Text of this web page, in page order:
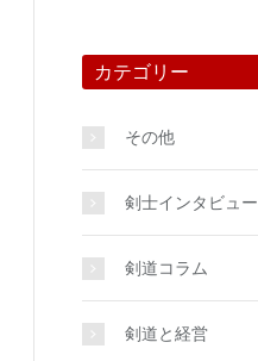
カテゴリー
その他
剣士インタビュー
剣道コラム
剣道と経営